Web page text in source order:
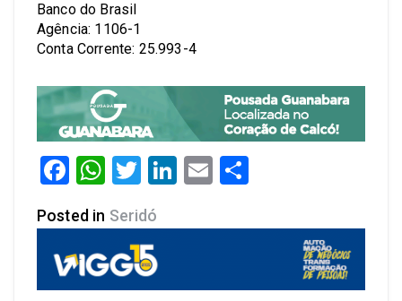
Banco do Brasil
Agência: 1106-1
Conta Corrente: 25.993-4
Facebook
WhatsApp
Twitter
LinkedIn
Email
Posted in Seridó